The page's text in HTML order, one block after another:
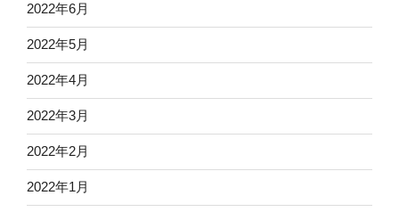
2022年6月
2022年5月
2022年4月
2022年3月
2022年2月
2022年1月